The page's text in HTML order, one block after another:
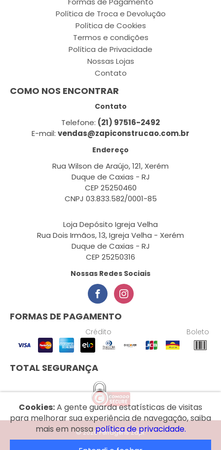
Política de Troca e Devolução
Política de Cookies
Termos e condições
Política de Privacidade
Nossas Lojas
Contato
COMO NOS ENCONTRAR
Contato
Telefone: (21) 97516-2492
E-mail: vendas@zapiconstrucao.com.br
Endereço
Rua Wilson de Araújo, 121, Xerém
Duque de Caxias - RJ
CEP 25250460
CNPJ 03.833.582/0001-85
Loja Depósito Igreja Velha
Rua Dois Irmãos, 13, Igreja Velha - Xerém
Duque de Caxias - RJ
CEP 25250316
Nossas Redes Sociais
FORMAS DE PAGAMENTO
Crédito Boleto
TOTAL SEGURANÇA
Cookies:A gente guarda estatísticas de visitas
para melhorar sua experiência de navegação, saiba
mais em nossapolítica de privacidade.
© 2026 Ferragens Zapi.